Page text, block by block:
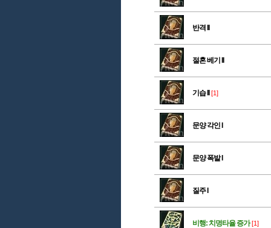
반격 II
절혼 베기 II
기습 II [1]
문양 각인 I
문양 폭발 I
질주 I
비행: 치명타율 증가 [1]